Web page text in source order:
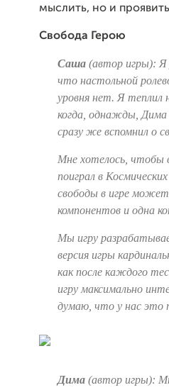
мыслить, но и
Свобода Герою
Саша (автор игры): Я
что настольной
уровня нет. Я теплил
когда, однажды, Дима
сразу же вспомнил о
Мне хотелось, чтобы
поиграл в
свободы в игре
компонентов и одна
Мы игру
версия игры
как после каждого
игру максимально
думаю, что у нас это
Дима (автор игры):